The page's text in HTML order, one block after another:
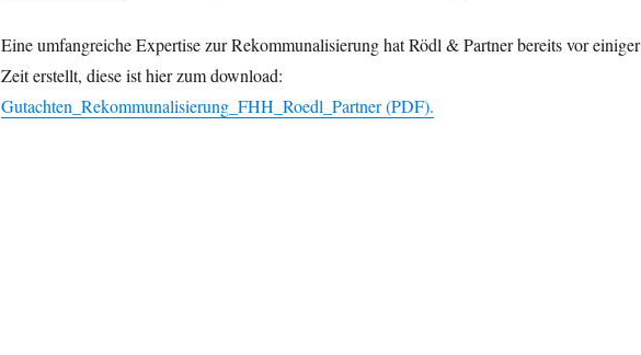
Eine umfangreiche Expertise zur Rekommunalisierung hat Rödl & Partner bereits vor einiger
Zeit erstellt, diese ist hier zum download:
Gutachten_Rekommunalisierung_FHH_Roedl_Partner (PDF).